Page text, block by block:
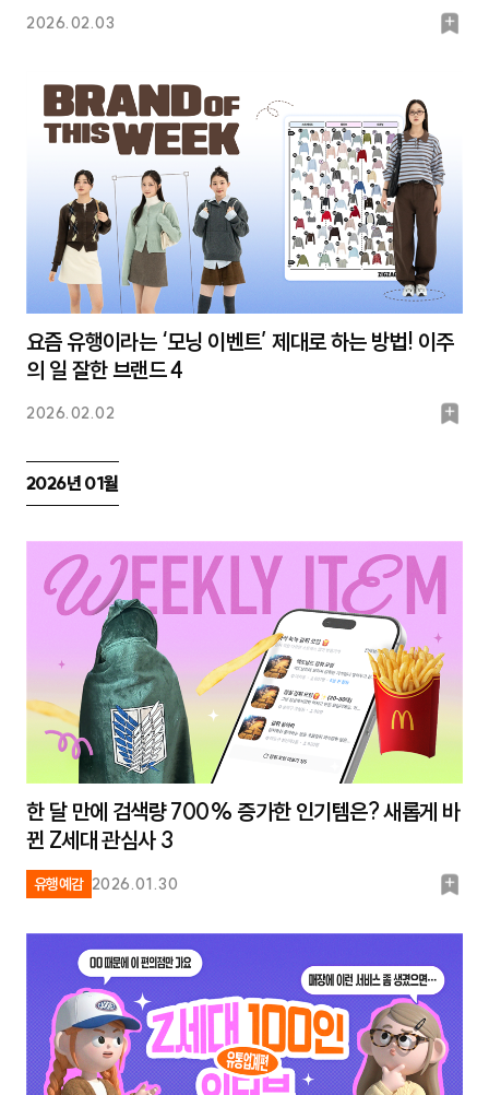
2026.02.03
북
요즘 유행이라는 ‘모닝 이벤트’ 제대로 하는 방법! 이주
의 일 잘한 브랜드 4
2026.02.02
북
2026년 01월
한 달 만에 검색량 700% 증가한 인기템은? 새롭게 바
뀐 Z세대 관심사 3
유행예감 2026.01.30
북